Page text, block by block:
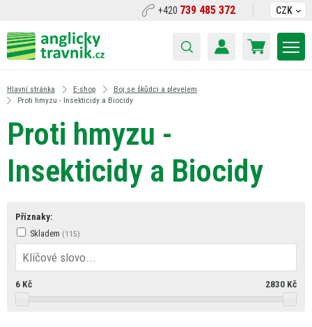
+420 739 485 372 CZK
Hlavní stránka E-shop
Boj se škůdci a plevelem
Proti hmyzu - Insekticidy a Biocidy
Proti hmyzu -
Insekticidy a Biocidy
Příznaky:
Skladem
6Kč 2830 Kč